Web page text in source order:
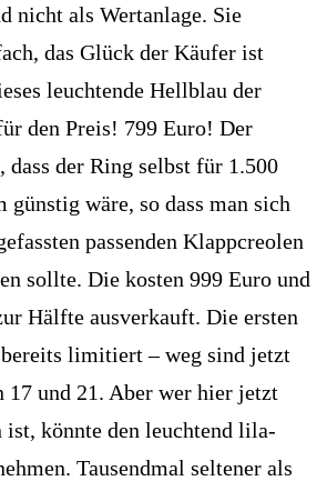
nicht als Wertanlage. Sie
das Glück der Käufer ist
leuchtende Hellblau der
den Preis! 799 Euro! Der
dass der Ring selbst für 1.500
günstig wäre, so dass man sich
passenden Klappcreolen
sollte. Die kosten 999 Euro und
Hälfte ausverkauft. Die ersten
limitiert – weg sind jetzt
17 und 21. Aber wer hier jetzt
ist, könnte den leuchtend lila-
Tausendmal seltener als